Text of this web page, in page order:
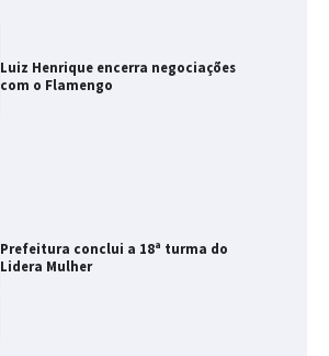
Luiz Henrique encerra negociações
com o Flamengo
Prefeitura conclui a 18ª turma do
Lidera Mulher